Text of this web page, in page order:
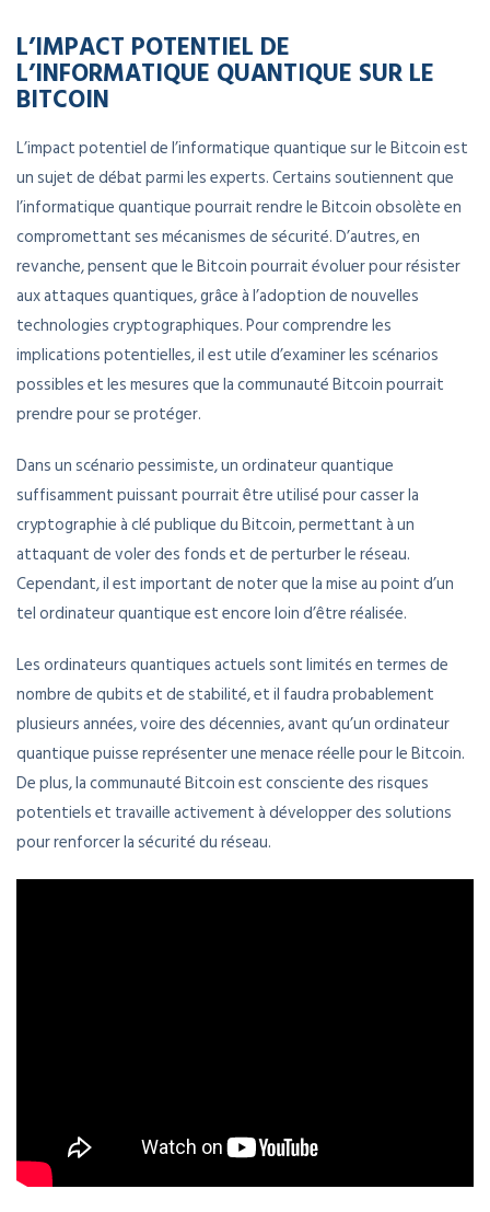
L’IMPACT POTENTIEL DE
L’INFORMATIQUE QUANTIQUE SUR LE
BITCOIN
L’impact potentiel de l’informatique quantique sur le Bitcoin est
un sujet de débat parmi les experts. Certains soutiennent que
l’informatique quantique pourrait rendre le Bitcoin obsolète en
compromettant ses mécanismes de sécurité. D’autres, en
revanche, pensent que le Bitcoin pourrait évoluer pour résister
aux attaques quantiques, grâce à l’adoption de nouvelles
technologies cryptographiques. Pour comprendre les
implications potentielles, il est utile d’examiner les scénarios
possibles et les mesures que la communauté Bitcoin pourrait
prendre pour se protéger.
Dans un scénario pessimiste, un ordinateur quantique
suffisamment puissant pourrait être utilisé pour casser la
cryptographie à clé publique du Bitcoin, permettant à un
attaquant de voler des fonds et de perturber le réseau.
Cependant, il est important de noter que la mise au point d’un
tel ordinateur quantique est encore loin d’être réalisée.
Les ordinateurs quantiques actuels sont limités en termes de
nombre de qubits et de stabilité, et il faudra probablement
plusieurs années, voire des décennies, avant qu’un ordinateur
quantique puisse représenter une menace réelle pour le Bitcoin.
De plus, la communauté Bitcoin est consciente des risques
potentiels et travaille activement à développer des solutions
pour renforcer la sécurité du réseau.